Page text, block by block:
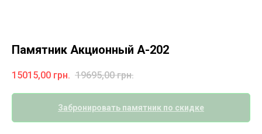
Памятник Акционный А-202
15015,00 грн. 19695,00 грн.
Забронировать памятник по скидке